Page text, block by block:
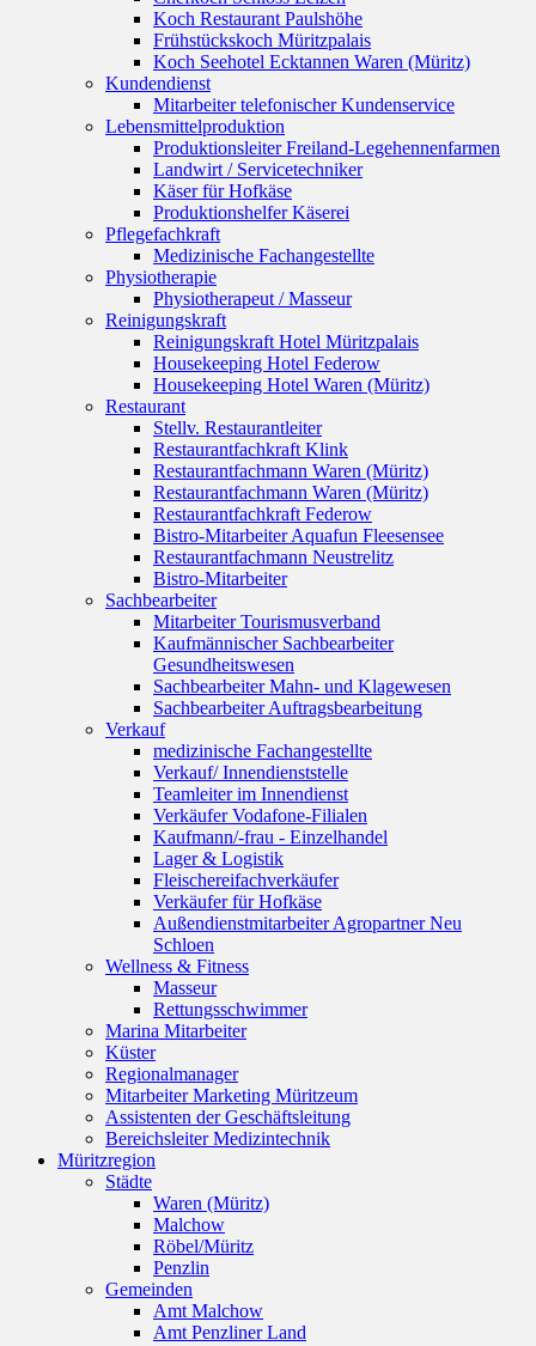
Koch Restaurant Paulshöhe
Frühstückskoch Müritzpalais
Koch Seehotel Ecktannen Waren (Müritz)
Kundendienst
Mitarbeiter telefonischer Kundenservice
Lebensmittelproduktion
Produktionsleiter Freiland-Legehennenfarmen
Landwirt / Servicetechniker
Käser für Hofkäse
Produktionshelfer Käserei
Pflegefachkraft
Medizinische Fachangestellte
Physiotherapie
Physiotherapeut / Masseur
Reinigungskraft
Reinigungskraft Hotel Müritzpalais
Housekeeping Hotel Federow
Housekeeping Hotel Waren (Müritz)
Restaurant
Stellv. Restaurantleiter
Restaurantfachkraft Klink
Restaurantfachmann Waren (Müritz)
Restaurantfachmann Waren (Müritz)
Restaurantfachkraft Federow
Bistro-Mitarbeiter Aquafun Fleesensee
Restaurantfachmann Neustrelitz
Bistro-Mitarbeiter
Sachbearbeiter
Mitarbeiter Tourismusverband
Kaufmännischer Sachbearbeiter
Gesundheitswesen
Sachbearbeiter Mahn- und Klagewesen
Sachbearbeiter Auftragsbearbeitung
Verkauf
medizinische Fachangestellte
Verkauf/ Innendienststelle
Teamleiter im Innendienst
Verkäufer Vodafone-Filialen
Kaufmann/-frau - Einzelhandel
Lager & Logistik
Fleischereifachverkäufer
Verkäufer für Hofkäse
Außendienstmitarbeiter Agropartner Neu
Schloen
Wellness & Fitness
Masseur
Rettungsschwimmer
Marina Mitarbeiter
Küster
Regionalmanager
Mitarbeiter Marketing Müritzeum
Assistenten der Geschäftsleitung
Bereichsleiter Medizintechnik
Müritzregion
Städte
Waren (Müritz)
Malchow
Röbel/Müritz
Penzlin
Gemeinden
Amt Malchow
Amt Penzliner Land